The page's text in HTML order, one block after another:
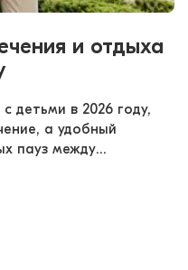
и отдыха
детьми в 2026 году,
а удобный
пауз между
комната, понятное
работать с юными